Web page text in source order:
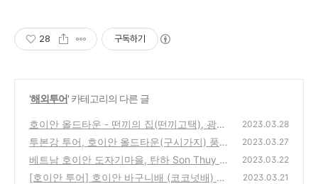
28 구독하기
'해외투어' 카테고리의 다른 글
호이안 올드타운 - 떤끼의 집(떤끼고택), 광조
회관
(72)
2023.03.28
투본강 투어, 호이안 올드타운(구시가지) 풍경
(74)
2023.03.27
베트남 호이안 도자기마을, 탄하 Son Thuy Po
ttery 도자기체험
(44)
2023.03.22
[호이안 투어] 호이안 바구니배 (코코넛배) 체
2023.03.21